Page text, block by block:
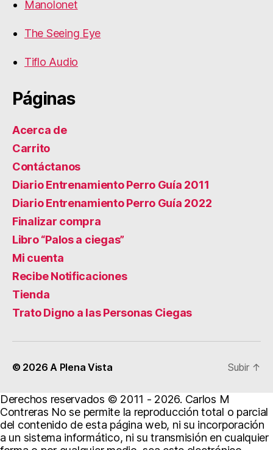
Manolonet
The Seeing Eye
Tiflo Audio
Páginas
Acerca de
Carrito
Contáctanos
Diario Entrenamiento Perro Guía 2011
Diario Entrenamiento Perro Guía 2022
Finalizar compra
Libro “Palos a ciegas”
Mi cuenta
Recibe Notificaciones
Tienda
Trato Digno a las Personas Ciegas
© 2026A Plena Vista Subir ↑
Derechos reservados © 2011 - 2026. Carlos M
Contreras No se permite la reproducción total o parcial
del contenido de esta página web, ni su incorporación
a un sistema informático, ni su transmisión en cualquier